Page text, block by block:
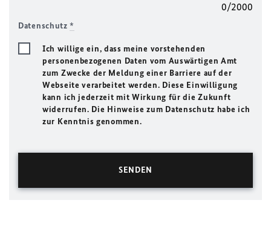
0/2000
Datenschutz*
Ich willige ein, dass meine vorstehenden
personenbezogenen Daten vom Auswärtigen Amt
zum Zwecke der Meldung einer Barriere auf der
Webseite verarbeitet werden. Diese Einwilligung
kann ich jederzeit mit Wirkung für die Zukunft
widerrufen. Die Hinweise zum Datenschutz habe ich
zur Kenntnis genommen.